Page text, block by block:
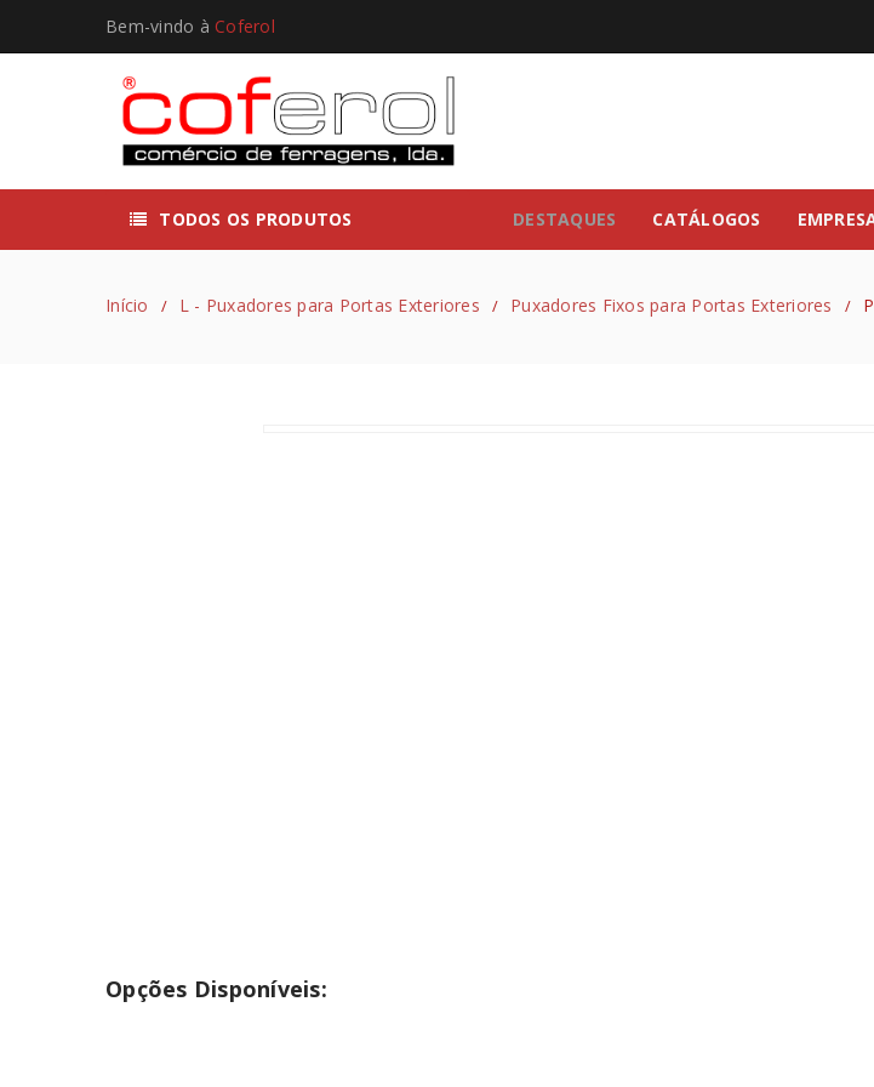
PERDEU A SUA SENHA?
Bem-vindo à Coferol
TODOS OS PRODUTOS DESTAQUES CATÁLOGOS
Início / L - Puxadores para Portas Exteriores / Puxadores Fixos para Portas Exteriores /
Opções Disponíveis: